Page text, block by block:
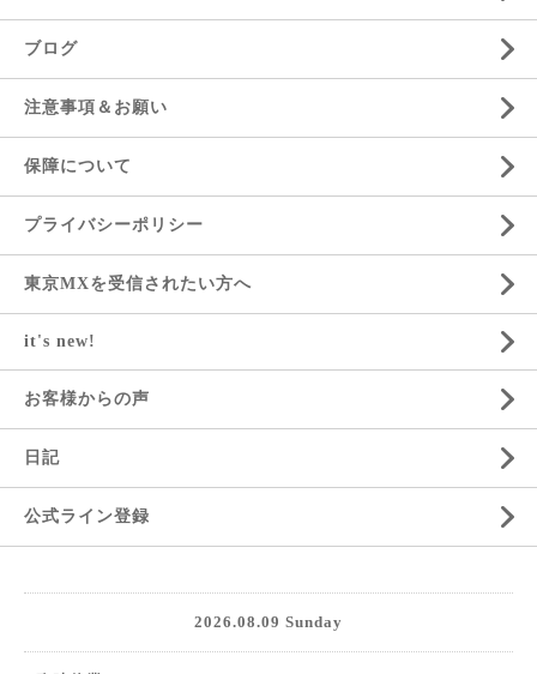
ブログ
注意事項＆お願い
保障について
プライバシーポリシー
東京MXを受信されたい方へ
it's new!
お客様からの声
日記
公式ライン登録
2026.08.09 Sunday